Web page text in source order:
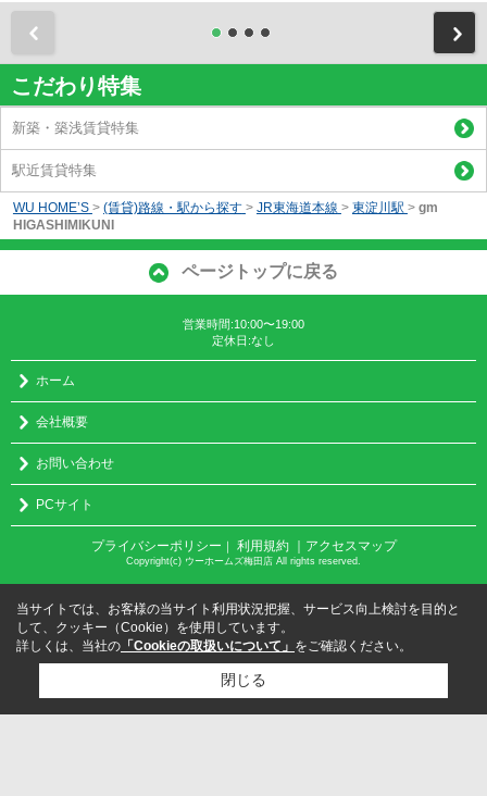
こだわり特集
新築・築浅賃貸特集
駅近賃貸特集
WU HOME’S > (賃貸)路線・駅から探す > JR東海道本線 > 東淀川駅 > gm
HIGASHIMIKUNI
ページトップに戻る
営業時間:10:00〜19:00
定休日:なし
ホーム
会社概要
お問い合わせ
PCサイト
プライバシーポリシー 利用規約 ｜アクセスマップ
Copyright(c) ウーホームズ梅田店 All rights reserved.
当サイトでは、お客様の当サイト利用状況把握、サービス向上検討を目的と
して、クッキー（Cookie）を使用しています。
詳しくは、当社の 「Cookieの取扱いについて」 をご確認ください。
閉じる